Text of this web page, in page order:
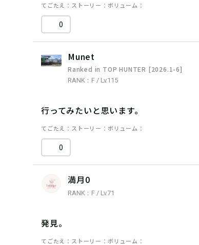
てごたえ ストーリー ボリューム
0
Munet
Ranked in TOP HUNTER [2026.1-6]
RANK：F / Lv.115
行ってみたいと思います。
てごたえ ストーリー ボリューム
0
満月0
RANK：F / Lv.71
発見。
てごたえ ストーリー ボリューム